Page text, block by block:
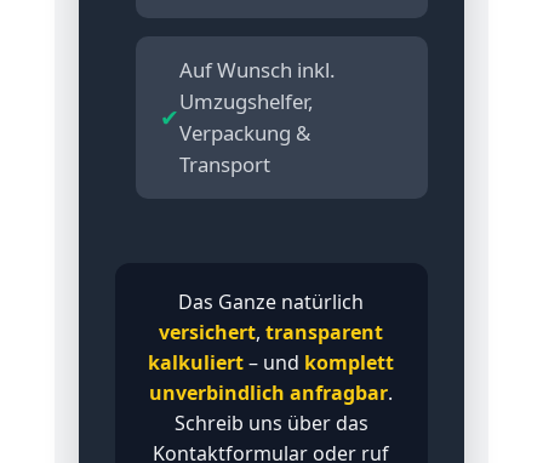
✔
Auf Wunsch inkl.
Umzugshelfer,
Verpackung &
Transport
Das Ganze natürlich
versichert,transparent
kalkuliert– und komplett
unverbindlich anfragbar.
Schreib uns über das
Kontaktformular oder ruf